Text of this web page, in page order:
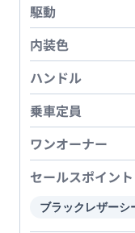
駆動
内装色
ハンドル
乗車定員
ワンオーナー
セールスポイント
ブラックレザーシ